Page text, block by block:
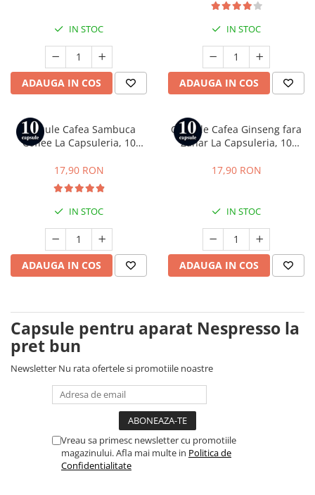
IN STOC
ADAUGA IN COS
IN STOC
ADAUGA IN COS
Capsule Cafea Sambuca
Coffee La Capsuleria, 10
Nespresso
17,90 RON
IN STOC
ADAUGA IN COS
Capsule Cafea Ginseng fara
Zahar La Capsuleria, 10
Nespresso
17,90 RON
IN STOC
ADAUGA IN COS
Capsule pentru aparat Nespresso la
pret bun
Newsletter Nu rata ofertele si promotiile noastre
Vreau sa primesc newsletter cu promotiile
magazinului. Afla mai multe in Politica de
Confidentialitate